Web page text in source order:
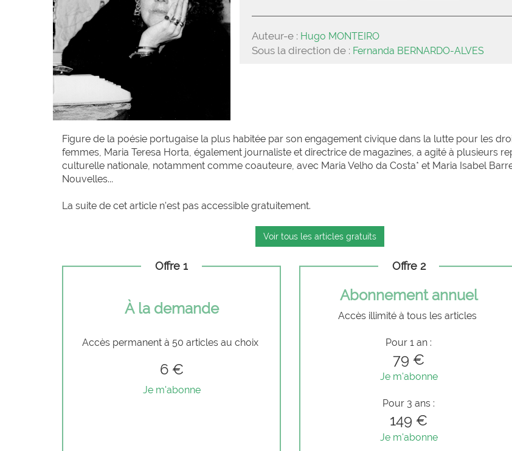
Auteur-e : Hugo MONTEIRO
Sous la direction de : Fernanda BERNARDO-ALVES
Figure de la poésie portugaise la plus habitée par son engagement civique dans la lutte pour les
femmes, Maria Teresa Horta, également journaliste et directrice de magazines, a agité à plusieurs
culturelle nationale, notamment comme coauteure, avec Maria Velho da Costa* et Maria Isabel
Nouvelles...
La suite de cet article n'est pas accessible gratuitement.
Voir tous les articles gratuits
Offre 1
À la demande
Accès permanent à 50 articles au choix
6 €
Je m'abonne
Offre 2
Abonnement annuel
Accès illimité à tous les articles
Pour 1 an :
79 €
Je m'abonne
Pour 3 ans :
149 €
Je m'abonne